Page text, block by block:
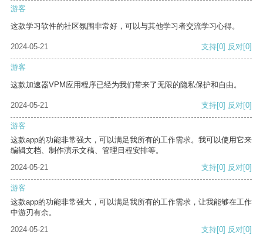
游客
这款学习软件的社区氛围非常好，可以与其他学习者交流学习心得。
2024-05-21 支持[0] 反对[0]
游客
这款加速器VPM应用程序已经为我们带来了无限的隐私保护和自由。
2024-05-21 支持[0] 反对[0]
游客
这款app的功能非常强大，可以满足我所有的工作需求。我可以使用它来
编辑文档、制作演示文稿、管理日程安排等。
2024-05-21
支持[0] 反对[0]
游客
这款app的功能非常强大，可以满足我所有的工作需求，让我能够在工作
中游刃有余。
2024-05-21
支持[0] 反对[0]